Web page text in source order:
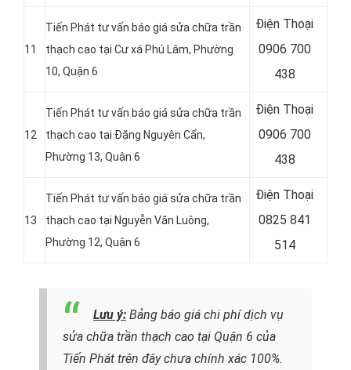
11
Tiến Phát tư vấn báo giá sửa chữa trần
thạch cao tại Cư xá Phú Lâm, Phường
10, Quận 6
Điện Thoại
0906 700
438
12
Tiến Phát tư vấn báo giá sửa chữa trần
thạch cao tại Đặng Nguyên Cẩn,
Phường 13, Quận 6
Điện Thoại
0906 700
438
13
Tiến Phát tư vấn báo giá sửa chữa trần
thạch cao tại Nguyễn Văn Luông,
Phường 12, Quận 6
Điện Thoại
0825 841
514
Lưu ý: Bảng báo giá chi phí dịch vụ
sửa chữa trần thạch cao tại Quận 6 của
Tiến Phát trên đây chưa chính xác 100%.